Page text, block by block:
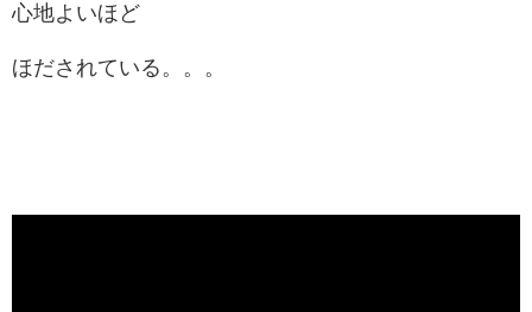
心地よいほど
ほだされている。。。